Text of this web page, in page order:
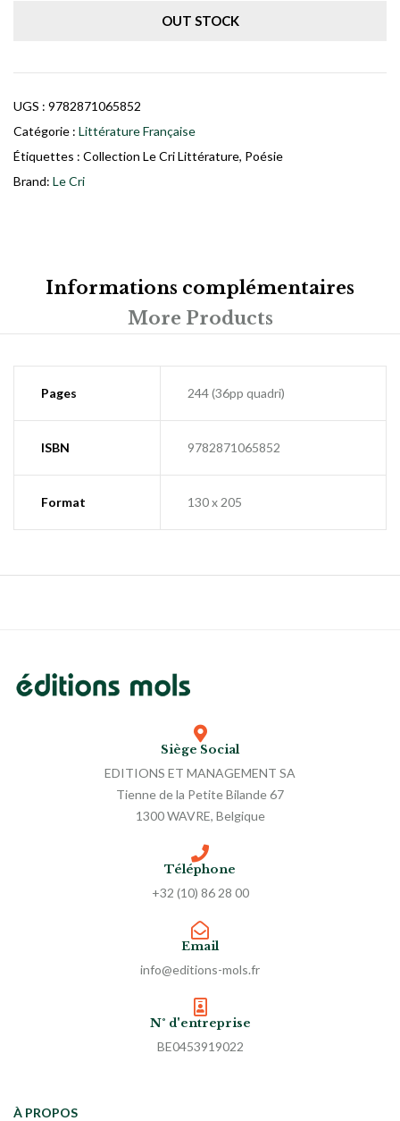
OUT STOCK
UGS : 9782871065852
Catégorie : Littérature Française
Étiquettes : Collection Le Cri Littérature, Poésie
Brand: Le Cri
Informations complémentaires
More Products
Pages 244 (36pp quadri)
ISBN 9782871065852
Format 130 x 205
Siège Social
EDITIONS ET MANAGEMENT SA
Tienne de la Petite Bilande 67
1300 WAVRE, Belgique
Téléphone
+32 (10) 86 28 00
Email
info@editions-mols.fr
N° d'entreprise
BE0453919022
À PROPOS